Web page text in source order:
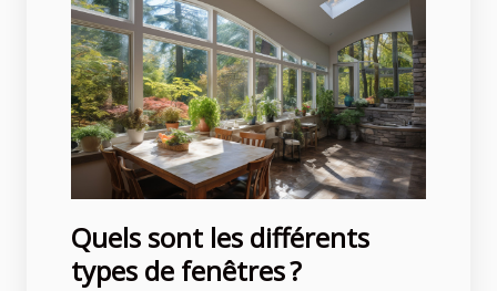
Quels sont les différents
types de fenêtres ?